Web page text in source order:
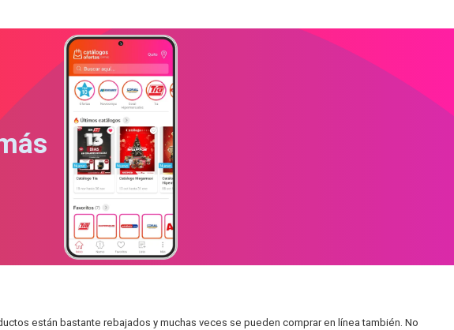
están bastante rebajados y muchas veces se pueden comprar en línea también. No